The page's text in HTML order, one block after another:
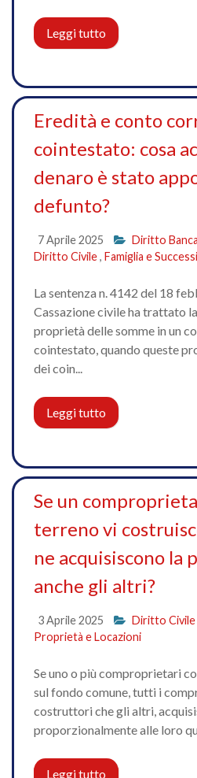
Leggi tutto
Eredità e conto
cointestato: cosa
denaro è stato
defunto?
7 Aprile 2025 Diritto
Diritto Civile, Famiglia e
La sentenza n. 4142 del 18
Cassazione civile ha trattato
proprietà delle somme in un
cointestato, quando queste
dei coin...
Leggi tutto
Se un
terreno vi
ne acquisiscono la
anche gli altri?
3 Aprile 2025 Diritto Civile
Proprietà e Locazioni
Se uno o più comproprietari
sul fondo comune, tutti i
costruttori che gli altri,
proporzionalmente alle loro
Leggi tutto